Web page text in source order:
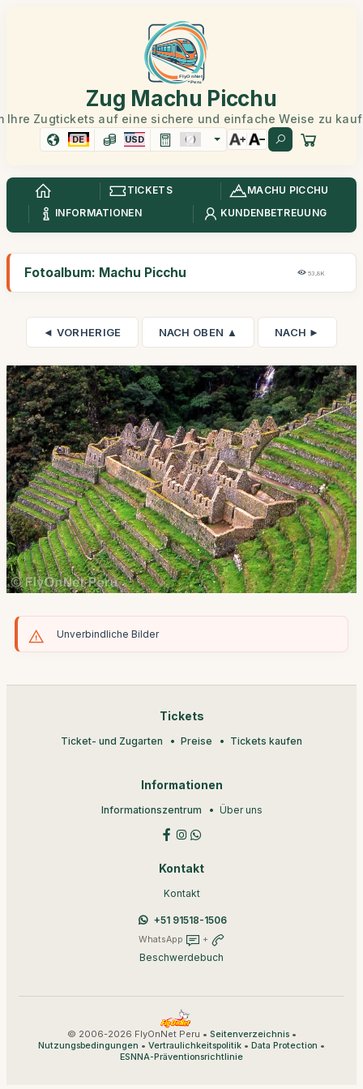
Zug Machu Picchu
Ihre Zugtickets auf eine sichere und einfache Weise zu
DE USD
TICKETS
MACHU PICCHU
INFORMATIONEN
KUNDENBETREUUNG
Fotoalbum: Machu Picchu 53,8K
◄ VORHERIGE NACH OBEN ▲ NACH ►
Unverbindliche Bilder
Tickets
Ticket- und Zugarten Preise Tickets kaufen
Informationen
Informationszentrum Über uns
Kontakt
Kontakt
+51 91518-1506
WhatsApp +
Beschwerdebuch
© 2006-2026 FlyOnNet Peru • Seitenverzeichnis•
Nutzungsbedingungen • Vertraulichkeitspolitik • Data Protection •
ESNNA-Präventionsrichtlinie